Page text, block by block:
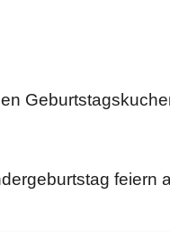
feiern